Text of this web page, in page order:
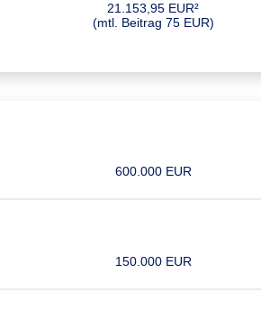
21.153,95 EUR²
(mtl. Beitrag 75 EUR)
600.000 EUR
150.000 EUR